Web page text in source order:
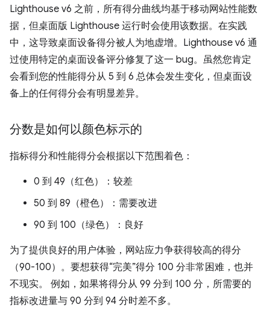
Lighthouse v6 之前，所有得分曲线均基于移动网站性能数
据，但桌面版 Lighthouse 运行时会使用该数据。在实践
中，这导致桌面设备得分被人为地虚增。Lighthouse v6 通
过使用特定的桌面设备评分修复了这一 bug。虽然您肯定
会看到您的性能得分从 5 到 6 总体会发生变化，但桌面设
备上的任何得分会有明显差异。
分数是如何以颜色标示的
指标得分和性能得分会根据以下范围着色：
0 到 49（红色）：较差
50 到 89（橙色）：需要改进
90 到 100（绿色）：良好
为了提供良好的用户体验，网站应力争获得较高的得分
（90-100）。要想获得“完美”得分 100 分非常困难，也并
不现实。 例如，如果将得分从 99 分到 100 分，所需要的
指标改进量与 90 分到 94 分时差不多。